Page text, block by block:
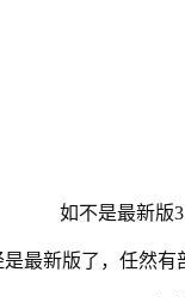
如不是最新版
最新版了，任然